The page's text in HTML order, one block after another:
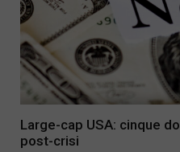
Large-cap USA: cinque
post-crisi